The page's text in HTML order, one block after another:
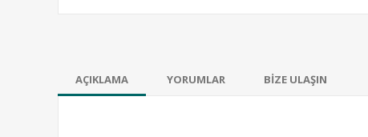
AÇIKLAMA YORUMLAR BİZE ULAŞIN